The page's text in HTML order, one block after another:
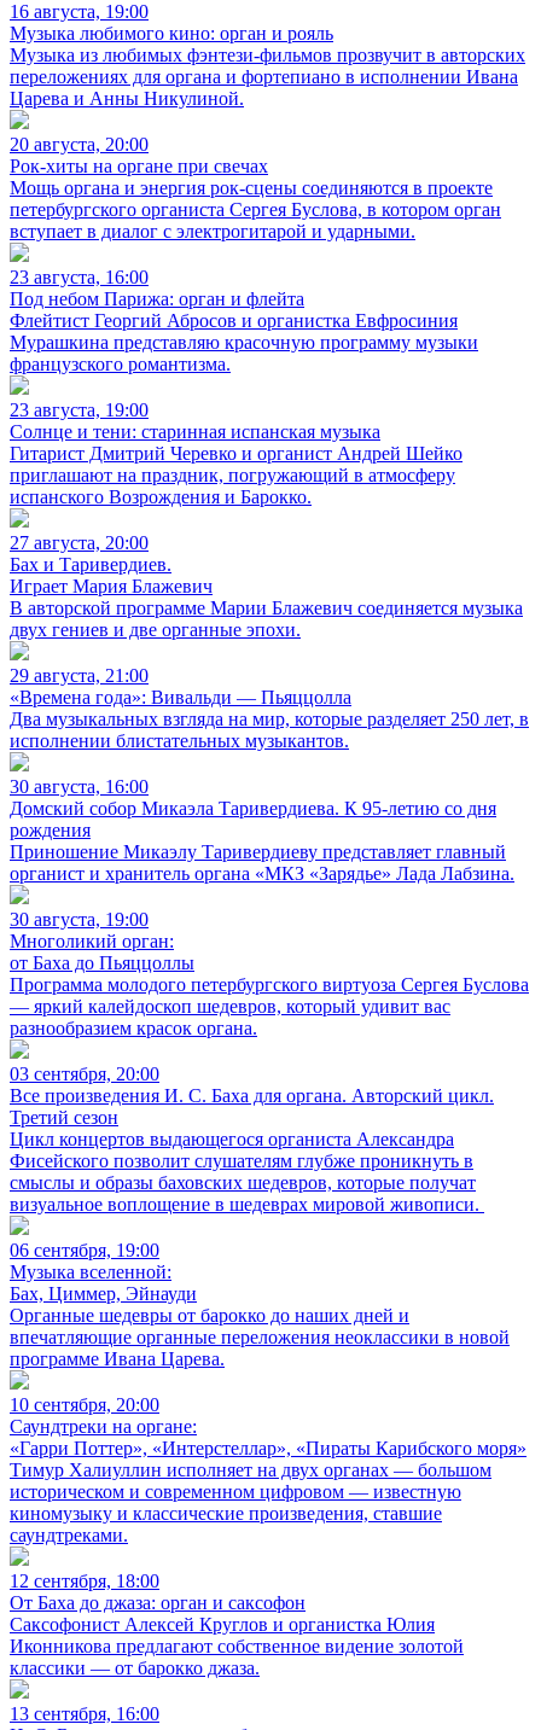
16 августа, 19:00
Музыка любимого кино: орган и рояль
Музыка из любимых фэнтези-фильмов прозвучит в авторских
переложениях для органа и фортепиано в исполнении Ивана
Царева и Анны Никулиной.
20 августа, 20:00
Рок-хиты на органе при свечах
Мощь органа и энергия рок-сцены соединяются в проекте
петербургского органиста Сергея Буслова, в котором орган
вступает в диалог с электрогитарой и ударными.
23 августа, 16:00
Под небом Парижа: орган и флейта
Флейтист Георгий Абросов и органистка Евфросиния
Мурашкина представляю красочную программу музыки
французского романтизма.
23 августа, 19:00
Солнце и тени: старинная испанская музыка
Гитарист Дмитрий Черевко и органист Андрей Шейко
приглашают на праздник, погружающий в атмосферу
испанского Возрождения и Барокко.
27 августа, 20:00
Бах и Таривердиев.
Играет Мария Блажевич
В авторской программе Марии Блажевич соединяется музыка
двух гениев и две органные эпохи.
29 августа, 21:00
«Времена года»: Вивальди — Пьяццолла
Два музыкальных взгляда на мир, которые разделяет 250 лет, в
исполнении блистательных музыкантов.
30 августа, 16:00
Домский собор Микаэла Таривердиева. К 95-летию со дня
рождения
Приношение Микаэлу Таривердиеву представляет главный
органист и хранитель органа «МКЗ «Зарядье» Лада Лабзина.
30 августа, 19:00
Многоликий орган:
от Баха до Пьяццоллы
Программа молодого петербургского виртуоза Сергея Буслова
— яркий калейдоскоп шедевров, который удивит вас
разнообразием красок органа.
03 сентября, 20:00
Все произведения И. С. Баха для органа. Авторский цикл.
Третий сезон
Цикл концертов выдающегося органиста Александра
Фисейского позволит слушателям глубже проникнуть в
смыслы и образы баховских шедевров, которые получат
визуальное воплощение в шедеврах мировой живописи.
06 сентября, 19:00
Музыка вселенной:
Бах, Циммер, Эйнауди
Органные шедевры от барокко до наших дней и
впечатляющие органные переложения неоклассики в новой
программе Ивана Царева.
10 сентября, 20:00
Саундтреки на органе:
«Гарри Поттер», «Интерстеллар», «Пираты Карибского моря»
Тимур Халиуллин исполняет на двух органах — большом
историческом и современном цифровом — известную
киномузыку и классические произведения, ставшие
саундтреками.
12 сентября, 18:00
От Баха до джаза: орган и саксофон
Саксофонист Алексей Круглов и органистка Юлия
Иконникова предлагают собственное видение золотой
классики — от барокко джаза.
13 сентября, 16:00